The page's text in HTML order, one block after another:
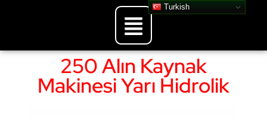
250 Alın Kaynak
Makinesi Yarı Hidrolik
Turkish